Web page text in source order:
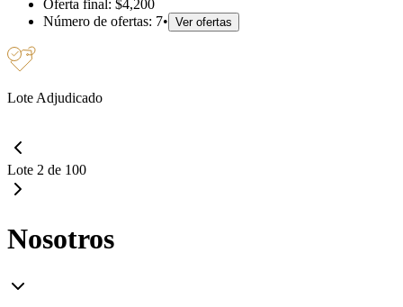
Oferta final: $4,200
Número de ofertas: 7• Ver ofertas
Lote Adjudicado
Lote 2 de 100
Nosotros